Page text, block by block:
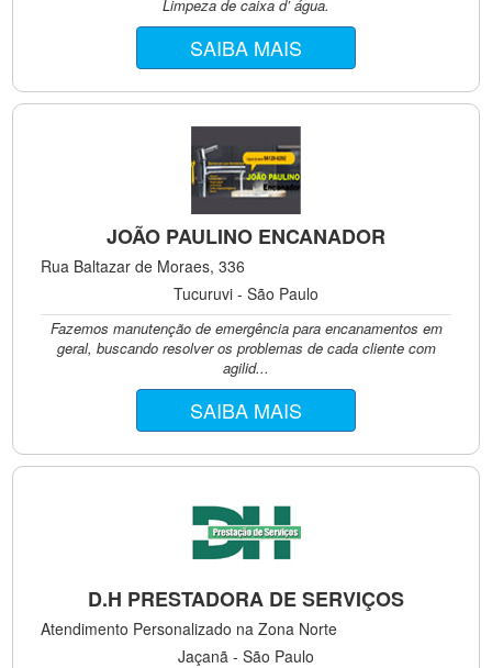
Limpeza de caixa d’ água.
SAIBA MAIS
JOÃO PAULINO ENCANADOR
Rua Baltazar de Moraes, 336
Tucuruvi - São Paulo
Fazemos manutenção de emergência para encanamentos em
geral, buscando resolver os problemas de cada cliente com
agilid...
SAIBA MAIS
D.H PRESTADORA DE SERVIÇOS
Atendimento Personalizado na Zona Norte
Jaçanã - São Paulo